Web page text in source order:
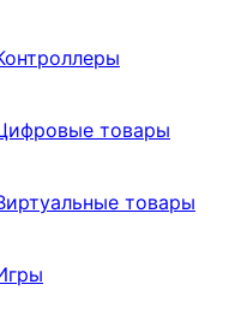
товары
товары